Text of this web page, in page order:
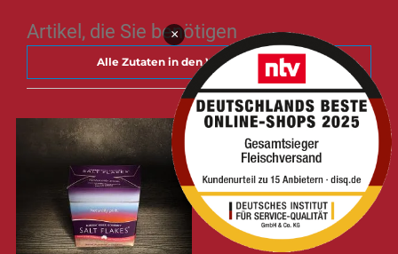
Artikel, die Sie benötigen
Alle Zutaten in den Warenkorb legen
×